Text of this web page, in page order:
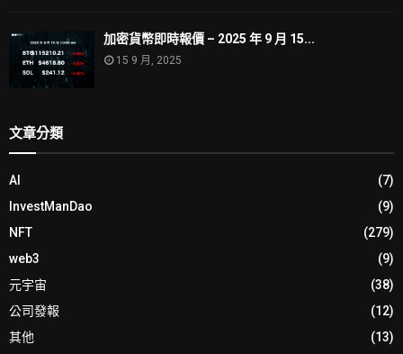
加密貨幣即時報價 – 2025 年 9 月 15...
15 9 月, 2025
文章分類
AI
(7)
InvestManDao
(9)
NFT
(279)
web3
(9)
元宇宙
(38)
公司發報
(12)
其他
(13)